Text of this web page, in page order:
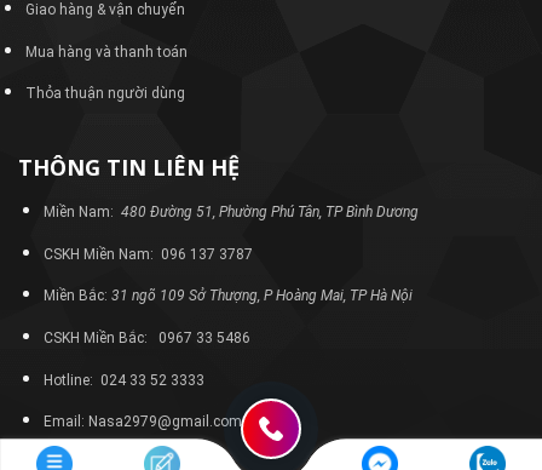
Giao hàng & vận chuyển
Mua hàng và thanh toán
Thỏa thuận người dùng
THÔNG TIN LIÊN HỆ
Miền Nam: 480 Đường 51, Phường Phú Tân, TP Bình Dương
CSKH Miền Nam: 096 137 3787
Miền Bắc: 31 ngõ 109 Sở Thượng, P Hoàng Mai, TP Hà Nội
CSKH Miền Bắc: 0967 33 5486
Hotline: 024 33 52 3333
Email: Nasa2979@gmail.com